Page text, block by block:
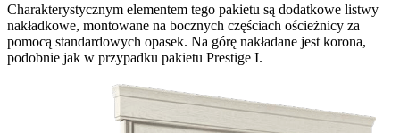
Charakterystycznym elementem tego pakietu są dodatkowe listwy
nakładkowe, montowane na bocznych częściach ościeżnicy za
pomocą standardowych opasek. Na górę nakładane jest korona,
podobnie jak w przypadku pakietu Prestige I.